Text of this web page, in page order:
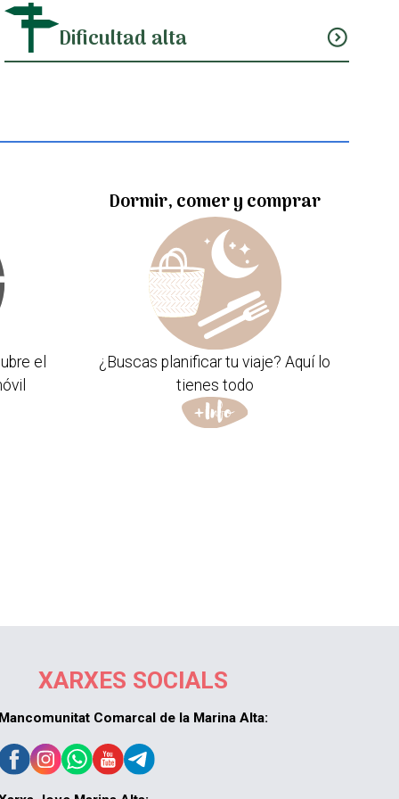
Dificultad alta expand_circle_down
el
Dormir, comer y comprar
¿Buscas planificar tu viaje? Aquí lo
tienes todo
XARXES SOCIALS
Mancomunitat Comarcal de la Marina Alta: